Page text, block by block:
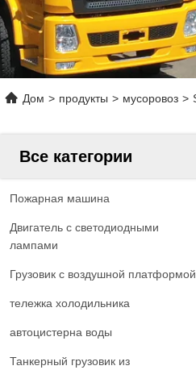
Дом > продукты > мусоровоз >
Все категории
Пожарная машина
Двигатель с светодиодными
лампами
Грузовик с воздушной платформой
тележка холодильника
автоцистерна воды
Танкерный грузовик из